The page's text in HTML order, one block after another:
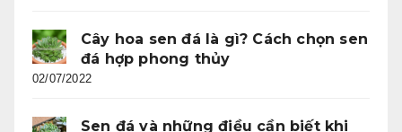
Cây hoa sen đá là gì? Cách chọn sen
đá hợp phong thủy
02/07/2022
Sen đá và những điều cần biết khi